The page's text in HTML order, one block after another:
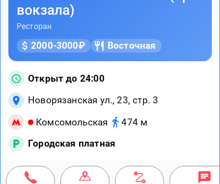
вокзала)
Ресторан
2000-3000₽ Восточная
Открыт до 24:00
Новорязанская ул., 23, стр. 3
Комсомольская
474 м
Городская платная